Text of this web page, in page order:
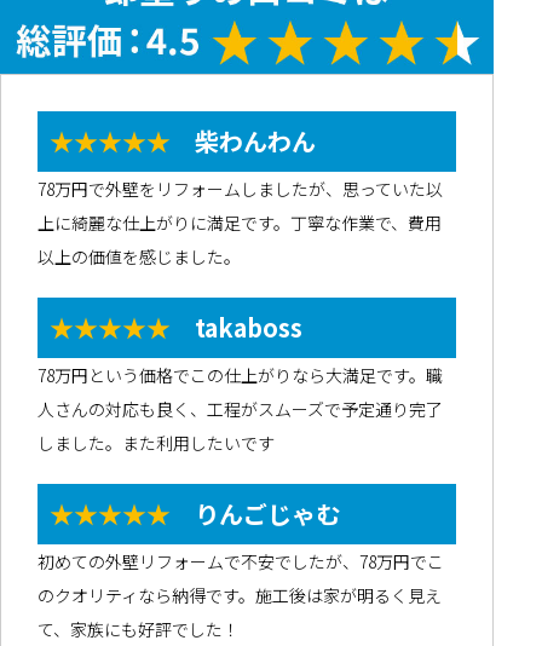
★★★★★ 柴わんわん
78万円で外壁をリフォームしましたが、思っていた以
上に綺麗な仕上がりに満足です。丁寧な作業で、費用
以上の価値を感じました。
★★★★★ takaboss
78万円という価格でこの仕上がりなら大満足です。職
人さんの対応も良く、工程がスムーズで予定通り完了
しました。また利用したいです
★★★★★ りんごじゃむ
初めての外壁リフォームで不安でしたが、78万円でこ
のクオリティなら納得です。施工後は家が明るく見え
て、家族にも好評でした！